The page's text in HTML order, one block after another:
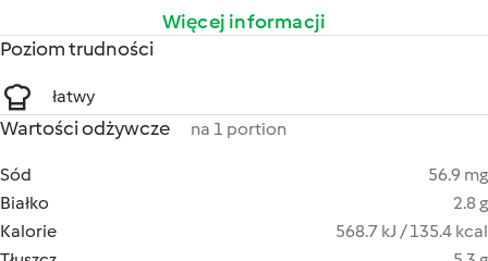
Więcej informacji
Poziom trudności
łatwy
Wartości odżywcze na 1 portion
Sód
56.9 mg
Białko
2.8 g
Kalorie
568.7 kJ / 135.4 kcal